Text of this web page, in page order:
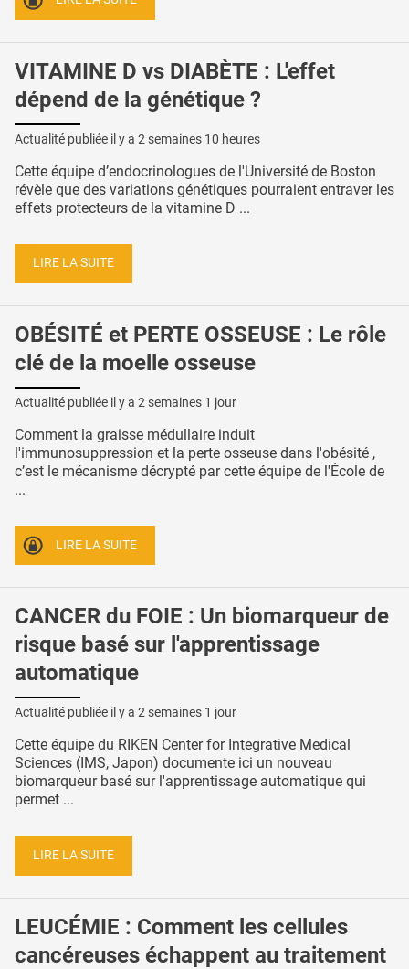
VITAMINE D vs DIABÈTE : L'effet
dépend de la génétique ?
Actualité publiée il y a 2 semaines 10 heures
Cette équipe d’endocrinologues de l'Université de Boston
révèle que des variations génétiques pourraient entraver les
effets protecteurs de la vitamine D ...
LIRE LA SUITE
OBÉSITÉ et PERTE OSSEUSE : Le rôle
clé de la moelle osseuse
Actualité publiée il y a 2 semaines 1 jour
Comment la graisse médullaire induit
l'immunosuppression et la perte osseuse dans l'obésité ,
c’est le mécanisme décrypté par cette équipe de l'École de
...
LIRE LA SUITE
CANCER du FOIE : Un biomarqueur de
risque basé sur l'apprentissage
automatique
Actualité publiée il y a 2 semaines 1 jour
Cette équipe du RIKEN Center for Integrative Medical
Sciences (IMS, Japon) documente ici un nouveau
biomarqueur basé sur l'apprentissage automatique qui
permet ...
LIRE LA SUITE
LEUCÉMIE : Comment les cellules
cancéreuses échappent au traitement